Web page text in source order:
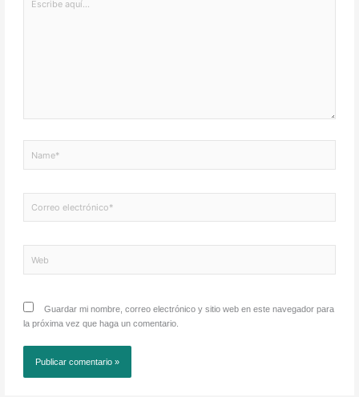
aquí...
electrónico*
Guardar mi nombre, correo electrónico y sitio web en este navegador para
la próxima vez que haga un comentario.